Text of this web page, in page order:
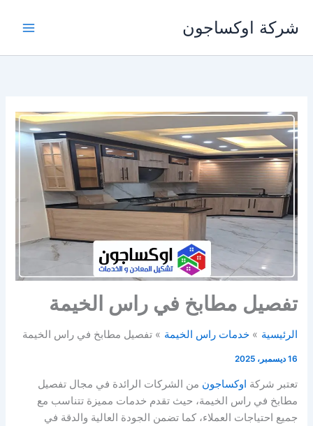
المحتوى
شركة اوكساجون
تفصيل مطابخ في راس الخيمة
الرئيسية خدمات راس الخيمة تفصيل مطابخ في راس الخيمة
16 ديسمبر، 2025
تعتبر شركة اوكساجون من الشركات الرائدة في مجال تفصيل
مطابخ في راس الخيمة، حيث تقدم خدمات مميزة تتناسب مع
جميع احتياجات العملاء، كما تضمن الجودة العالية والدقة في